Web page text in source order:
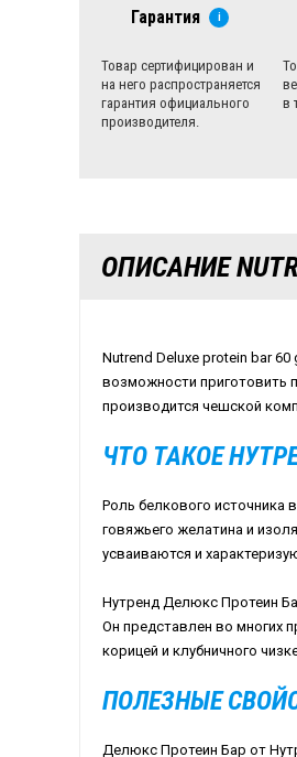
Гарантия i
Товар сертифицирован и
на него распространяется
гарантия официального
производителя.
в
ОПИСАНИЕ
Nutrend Deluxe protein bar
возможности приготовить
производится чешской
ЧТО ТАКОЕ
Роль белкового источника
говяжьего желатина и
усваиваются и
Нутренд Делюкс Протеин
Он представлен во многих
корицей и клубничного
ПОЛЕЗНЫЕ
Делюкс Протеин Бар от